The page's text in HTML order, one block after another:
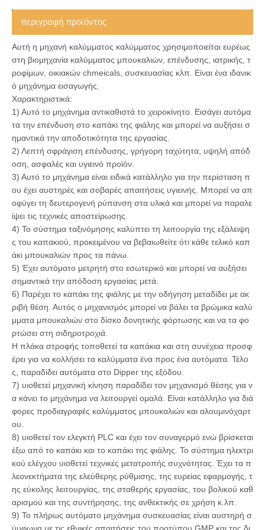
περιγραφή προϊόντος
Αυτή η μηχανή καλύμματος καλύμματος χρησιμοποιείται ευρέως
στη βιομηχανία καλύμματος μπουκαλιών, επένδυσης, ιατρικής, τ
ροφίμων, οικιακών chmeicals, συσκευασίας κλπ. Είναι ένα ιδανικ
ό μηχάνημα εισαγωγής.
Χαρακτηριστικά:
1) Αυτό το μηχάνημα αντικαθιστά το χειροκίνητο. Εισάγει αυτόμα
τα την επένδυση στο καπάκι της φιάλης και μπορεί να αυξήσει σ
ημαντικά την αποδοτικότητα της εργασίας.
2) Λεπτή σφράγιση επένδυσης, γρήγορη ταχύτητα, υψηλή απόδ
οση, ασφαλές και υγιεινό προϊόν.
3) Αυτό το μηχάνημα είναι ειδικά κατάλληλο για την περίσταση π
ου έχει αυστηρές και σοβαρές απαιτήσεις υγιεινής. Μπορεί να απ
οφύγει τη δευτερογενή ρύπανση στα υλικά και μπορεί να παραλε
ίψει τις τεχνικές αποστείρωσης.
4) Το σύστημα ταξινόμησης καλύπτει τη λειτουργία της εξάλειψη
ς του καπακιού, προκειμένου να βεβαιωθείτε ότι κάθε τελικό καπ
άκι μπουκαλιών προς τα πάνω.
5) Έχει αυτόματο μετρητή στο εσωτερικό και μπορεί να αυξήσει
σημαντικά την απόδοση εργασίας μετά.
6) Παρέχει το καπάκι της φιάλης με την οδήγηση μεταδίδει με ακ
ριβή θέση. Αυτός ο μηχανισμός μπορεί να βάλει τα βρώμικα καλύ
μματα μπουκαλιών στο δίσκο δονητικής φόρτωσης και να τα φο
ρτώσει στη σιδηροτροχιά.
Η πλάκα στροφής τοποθετεί τα καπάκια και στη συνέχεια προσφ
έρει για να κολλήσει τα καλύμματα ένα προς ένα αυτόματα. Τέλο
ς, παραδίδει αυτόματα στο Dipper της εξόδου.
7) υιοθετεί μηχανική κίνηση παραδίδει τον μηχανισμό θέσης για ν
α κάνει το μηχάνημα να λειτουργεί ομαλά. Είναι κατάλληλο για διά
φορες προδιαγραφές καλύμματος μπουκαλιών και αλουμινόχαρτ
ου.
8) υιοθετεί τον ελεγκτή PLC και έχει τον συναγερμό ενώ βρίσκεται
έξω από το καπάκι και το καπάκι της φιάλης. Το σύστημα ηλεκτρι
κού ελέγχου υιοθετεί τεχνικές μετατροπής συχνότητας. Έχει τα π
λεονεκτήματα της ελεύθερης ρύθμισης, της ευρείας εφαρμογής, τ
ης εύκολης λειτουργίας, της σταθερής εργασίας, του βολικού καθ
αρισμού και της συντήρησης, της ανθεκτικής σε χρήση κ.λπ.
9) Το πλήρως αυτόματο μηχάνημα συσκευασίας είναι αυστηρή σ